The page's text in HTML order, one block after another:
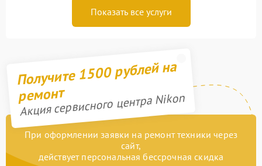
Показать все услуги
Получите 1500 рублей на
ремонт
Акция сервисного центра Nikon
При оформлении заявки на ремонт техники через
сайт,
действует персональная бессрочная скидка